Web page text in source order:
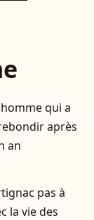
qui a
après
an
pas à
la vie des